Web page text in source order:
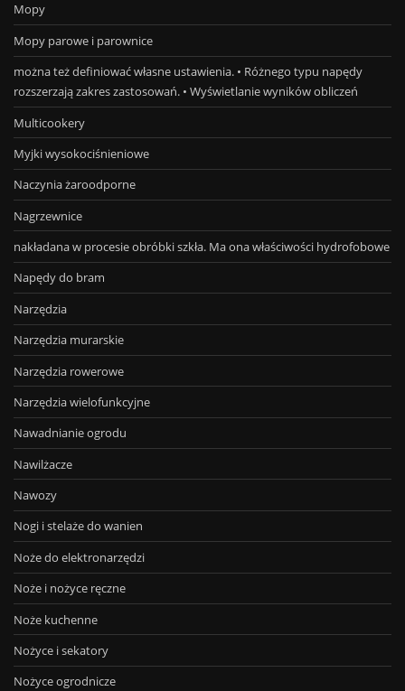
Mopy
Mopy parowe i parownice
można też definiować własne ustawienia. • Różnego typu napędy
rozszerzają zakres zastosowań. • Wyświetlanie wyników obliczeń
Multicookery
Myjki wysokociśnieniowe
Naczynia żaroodporne
Nagrzewnice
nakładana w procesie obróbki szkła. Ma ona właściwości hydrofobowe
Napędy do bram
Narzędzia
Narzędzia murarskie
Narzędzia rowerowe
Narzędzia wielofunkcyjne
Nawadnianie ogrodu
Nawilżacze
Nawozy
Nogi i stelaże do wanien
Noże do elektronarzędzi
Noże i nożyce ręczne
Noże kuchenne
Nożyce i sekatory
Nożyce ogrodnicze